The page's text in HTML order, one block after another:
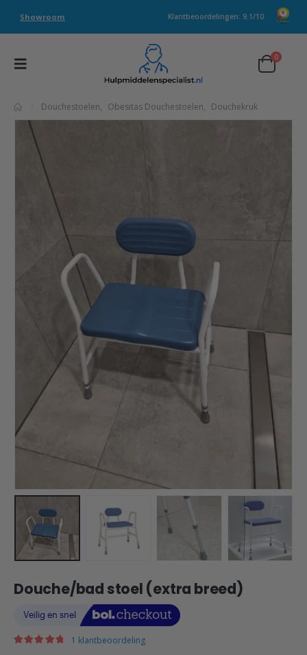
Showroom Klantbeoordelingen: 9.1/10
0
Douchestoelen, Obesitas Douchestoelen, Douchekruk
Douche/bad stoel (extra breed)
1 klantbeoordeling